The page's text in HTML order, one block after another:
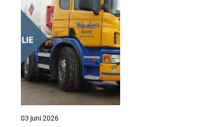
03 juni 2026